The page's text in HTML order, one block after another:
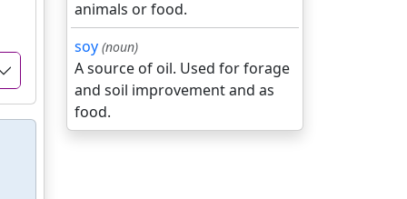
animals or food.
soy (noun)
A source of oil. Used for forage
and soil improvement and as
food.